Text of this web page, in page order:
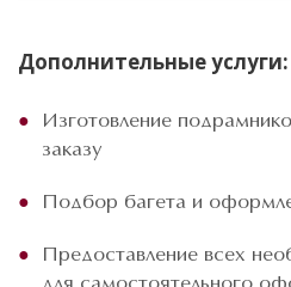
Дополнительные услуги:
Изготовление
заказу
Подбор багета и
Предоставление всех